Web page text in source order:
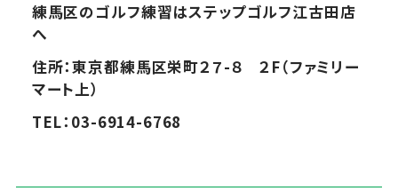
練馬区のゴルフ練習はステップゴルフ江古田店
へ
住所：東京都練馬区栄町２７-８ ２F（ファミリー
マート上）
TEL：03-6914-6768